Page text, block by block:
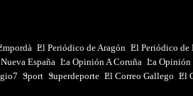
El Periódico de Aragón El Periódico de
España La Opinión A Coruña La Opinión
Sport Superdeporte El Correo Gallego El